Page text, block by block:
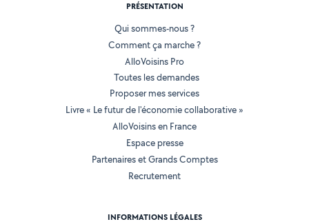
PRÉSENTATION
Qui sommes-nous ?
Comment ça marche ?
AlloVoisins Pro
Toutes les demandes
Proposer mes services
Livre « Le futur de l'économie collaborative »
AlloVoisins en France
Espace presse
Partenaires et Grands Comptes
Recrutement
INFORMATIONS LÉGALES